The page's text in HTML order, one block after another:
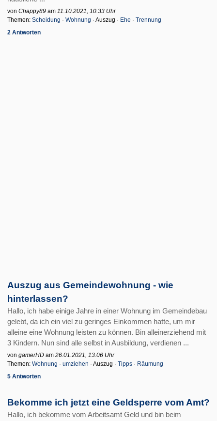
von Chappy89 am 11.10.2021, 10.33 Uhr
Themen: Scheidung · Wohnung · Auszug · Ehe · Trennung
2 Antworten
Auszug aus Gemeindewohnung - wie
hinterlassen?
Hallo, ich habe einige Jahre in einer Wohnung im Gemeindebau
gelebt, da ich ein viel zu geringes Einkommen hatte, um mir
alleine eine Wohnung leisten zu können. Bin alleinerziehend mit
3 Kindern. Nun sind alle selbst in Ausbildung, verdienen ...
von gamerHD am 26.01.2021, 13.06 Uhr
Themen: Wohnung · umziehen · Auszug · Tipps · Räumung
5 Antworten
Bekomme ich jetzt eine Geldsperre vom Amt?
Hallo, ich bekomme vom Arbeitsamt Geld und bin beim